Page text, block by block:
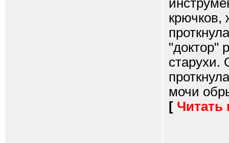
"доктор"
старухи.
мочи
[ Читать